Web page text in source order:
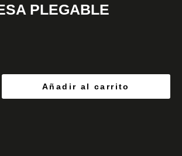
PLEGABLE
Añadir al carrito